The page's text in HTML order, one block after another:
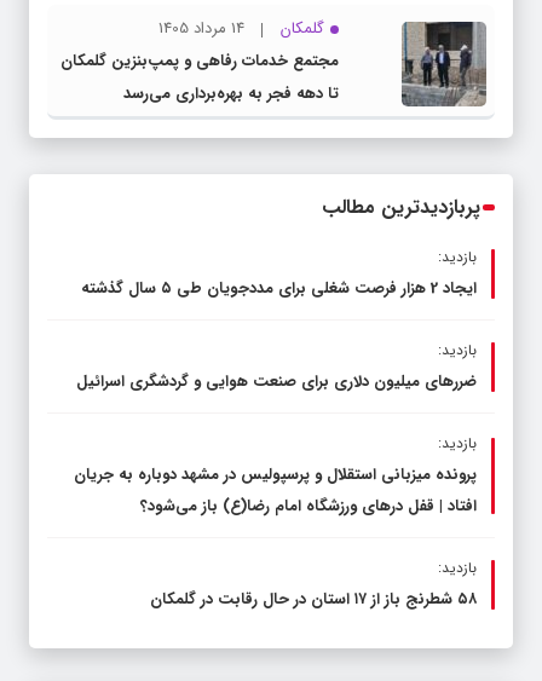
گلمکان
14 مرداد 1405
مجتمع خدمات رفاهی و پمپ‌بنزین گلمکان
تا دهه فجر به بهره‌برداری می‌رسد
پربازدیدترین مطالب
بازدید:
ایجاد 2 هزار فرصت شغلی برای مددجویان طی ۵ سال گذشته
بازدید:
ضررهای میلیون دلاری برای صنعت هوایی و گردشگری اسرائیل
بازدید:
پرونده میزبانی استقلال و پرسپولیس در مشهد دوباره به جریان
افتاد | قفل در‌های ورزشگاه امام رضا(ع) باز می‌شود؟
بازدید:
۵۸ شطرنج‌ باز از ۱۷ استان در حال رقابت در گلمکان